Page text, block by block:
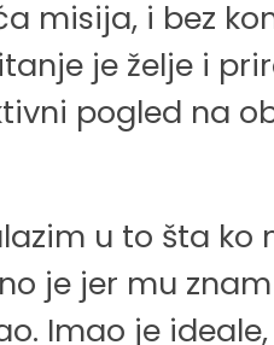
misija, i bez
je želje i
pogled na
u to šta
je jer mu
Imao je